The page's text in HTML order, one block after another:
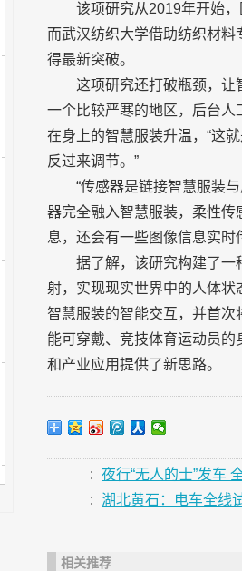
该项研究从2019年开始
而武汉纺织大学借助纺织材
得最新突破。
这项研究还打破瓶颈，让
一个比较严寒的地区，后台
在身上的智慧服装升温，“这
反过来调节。”
“传感器是链接智慧服装
器完全融入智慧服装，柔性
息，还会有一些图像信息实时
据了解，该研究构建了一
射，实现现实世界中的人体
智慧服装的智能交互，并首
能可穿戴、竞技体育运动员
和产业应用提供了新思路。
:
夜行“无人的士”发车
:
湖北黄石：电车全线
相关推荐